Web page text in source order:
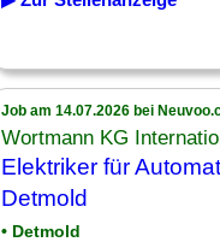
Job am 14.07.2026 bei
Wortmann KG
Elektriker für
Detmold
• Detmold